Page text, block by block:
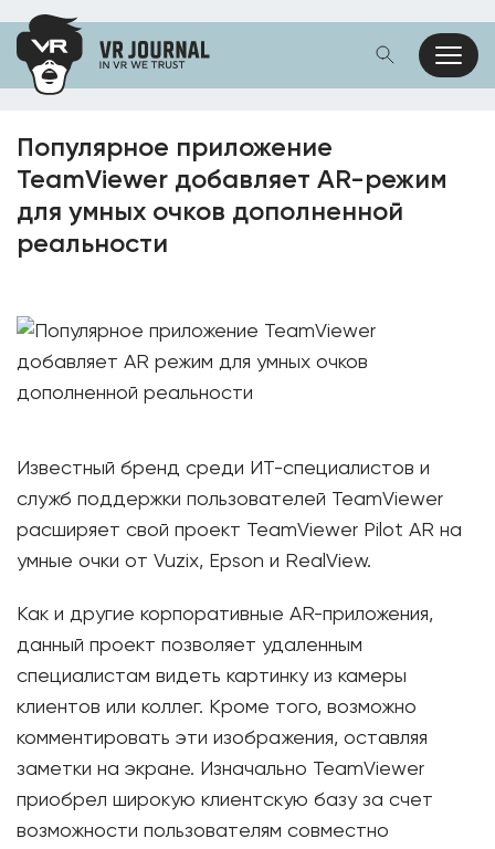
Популярное приложение
TeamViewer добавляет AR-режим
для умных очков дополненной
реальности
Известный бренд среди ИТ-специалистов и
служб поддержки пользователей TeamViewer
расширяет свой проект TeamViewer Pilot AR на
умные очки от Vuzix, Epson и RealView.
Как и другие корпоративные AR-приложения,
данный проект позволяет удаленным
специалистам видеть картинку из камеры
клиентов или коллег. Кроме того, возможно
комментировать эти изображения, оставляя
заметки на экране. Изначально TeamViewer
приобрел широкую клиентскую базу за счет
возможности пользователям совместно